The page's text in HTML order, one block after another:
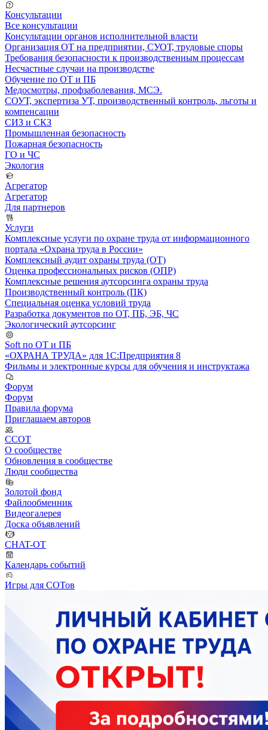
Консультации
Все консультации
Консультации органов исполнительной власти
Организация ОТ на предприятии, СУОТ, трудовые споры
Требования безопасности к производственным процессам
Несчастные случаи на производстве
Обучение по ОТ и ПБ
Медосмотры, профзаболевания, МСЭ.
СОУТ, экспертиза УТ, производственный контроль, льготы и
компенсации
СИЗ и СКЗ
Промышленная безопасность
Пожарная безопасность
ГО и ЧС
Экология
Агрегатор
Агрегатор
Для партнеров
Услуги
Комплексные услуги по охране труда от информационного
портала «Охрана труда в России»
Комплексный аудит охраны труда (ОТ)
Оценка профессиональных рисков (ОПР)
Комплексные решения аутсорсинга охраны труда
Производственный контроль (ПК)
Специальная оценка условий труда
Разработка документов по ОТ, ПБ, ЭБ, ЧС
Экологический аутсорсинг
Soft по ОТ и ПБ
«ОХРАНА ТРУДА» для 1С:Предприятия 8
Фильмы и электронные курсы для обучения и инструктажа
Форум
Форум
Правила форума
Приглашаем авторов
ССОТ
О сообществе
Обновления в сообществе
Люди сообщества
Золотой фонд
Файлообменник
Видеогалерея
Доска объявлений
CHAT-OT
Календарь событий
Игры для СОТов